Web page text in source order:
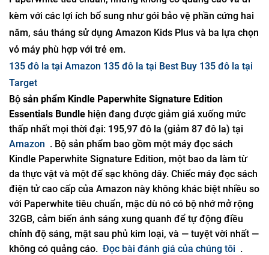
kèm với các lợi ích bổ sung như gói bảo vệ phần cứng hai
năm, sáu tháng sử dụng Amazon Kids Plus và ba lựa chọn
vỏ máy phù hợp với trẻ em.
135 đô la tại Amazon 135 đô la tại Best Buy 135 đô la tại
Target
Bộ sản phẩm Kindle Paperwhite Signature Edition
Essentials Bundle hiện đang được giảm giá xuống mức
thấp nhất mọi thời đại: 195,97 đô la (giảm 87 đô la) tại
Amazon . Bộ sản phẩm bao gồm một máy đọc sách
Kindle Paperwhite Signature Edition, một bao da làm từ
da thực vật và một đế sạc không dây. Chiếc máy đọc sách
điện tử cao cấp của Amazon này không khác biệt nhiều so
với Paperwhite tiêu chuẩn, mặc dù nó có bộ nhớ mở rộng
32GB, cảm biến ánh sáng xung quanh để tự động điều
chỉnh độ sáng, mặt sau phủ kim loại, và — tuyệt vời nhất —
không có quảng cáo. Đọc bài đánh giá của chúng tôi .